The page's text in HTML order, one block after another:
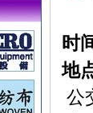
时
地
公